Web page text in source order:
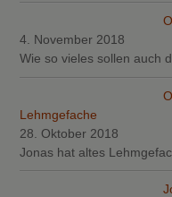
4. November 2018
Wie so vieles sollen auch
Lehmgefache
28. Oktober 2018
Jonas hat altes